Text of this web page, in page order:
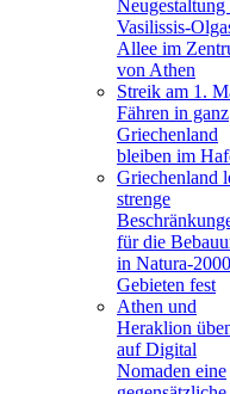
Neugestaltung
Vasilissis-
Allee im
von Athen
Streik am 1.
Fähren in ganz
Griechenland
bleiben im
Griechenland
strenge
für die
in Natura-
Gebieten fest
Athen und
Heraklion
auf Digital
Nomaden eine